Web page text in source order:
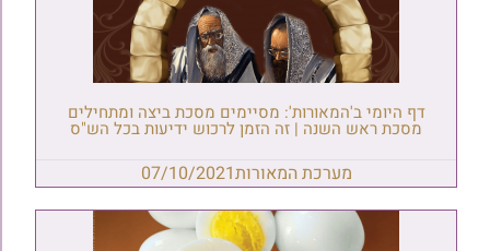
דף היומי ב'המאורות': מסיימים מסכת ביצה ומתחילים
מסכת ראש השנה | זה הזמן לרכוש ידיעות בכל הש"ס
מערכת המאורות07/10/2021